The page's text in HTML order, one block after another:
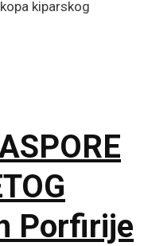
kiparskog
Porfirije